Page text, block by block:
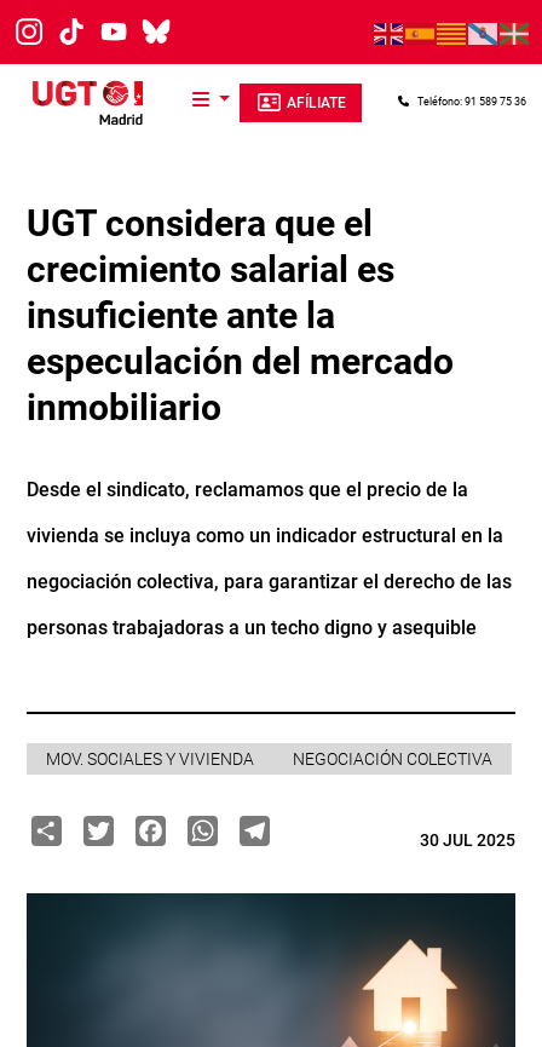
Pasar al contenido principal
AFÍLIATE Teléfono: 91 589 75 36
UGT considera que el
crecimiento salarial es
insuficiente ante la
especulación del mercado
inmobiliario
Desde el sindicato, reclamamos que el precio de la
vivienda se incluya como un indicador estructural en la
negociación colectiva, para garantizar el derecho de las
personas trabajadoras a un techo digno y asequible
MOV. SOCIALES Y VIVIENDA NEGOCIACIÓN COLECTIVA
ShareTwitterFacebook
WhatsApp
Telegram30 JUL 2025